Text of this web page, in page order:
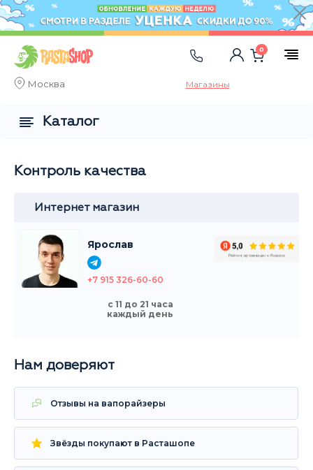
Москва Магазины
0
Контроль качества
Интернет магазин
Ярослав
+7 915 326-60-60
с 11 до 21 часа
каждый день
Нам доверяют
Отзывы на вапорайзеры
Звёзды покупают в Расташопе
Каталог